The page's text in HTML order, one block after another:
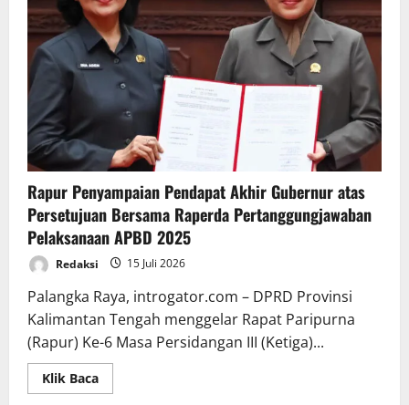
Rapur Penyampaian Pendapat Akhir Gubernur atas
Persetujuan Bersama Raperda Pertanggungjawaban
Pelaksanaan APBD 2025
Redaksi 15 Juli 2026
Palangka Raya, introgator.com – DPRD Provinsi
Kalimantan Tengah menggelar Rapat Paripurna
(Rapur) Ke-6 Masa Persidangan III (Ketiga)...
Klik BacaRead
more